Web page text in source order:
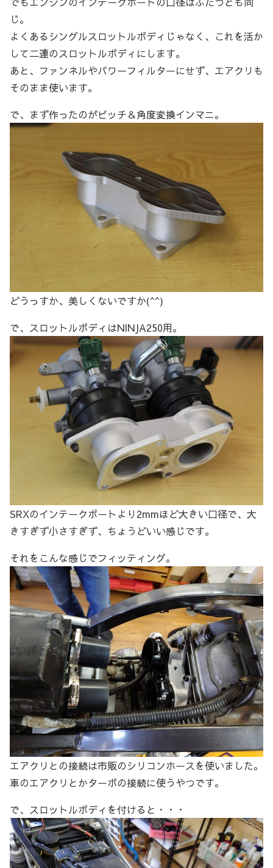
じ。
よくあるシングルスロットルボディじゃなく、これを活か
して二連のスロットルボディにします。
あと、ファンネルやパワーフィルターにせず、エアクリも
そのまま使います。
で、まず作ったのがピッチ＆角度変換インマニ。
どうっすか、美しくないですか(^^)
で、スロットルボディはNINJA250用。
SRXのインテークポートより2mmほど大きい口径で、大
きすぎず小さすぎず、ちょうどいい感じです。
それをこんな感じでフィッティング。
エアクリとの接続は市販のシリコンホースを使いました。
車のエアクリとかターボの接続に使うやつです。
で、スロットルボディを付けると・・・